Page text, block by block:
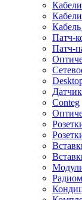
Кабели
Патч-
Патч-
Conteg